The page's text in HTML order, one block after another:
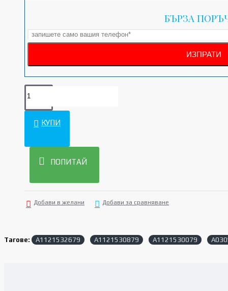
БЪРЗА
КУПИ
ПОПИТАЙ
Добави в желани Добави за сравняване
Тагове: A1121532679 A1121530879 A1121530079